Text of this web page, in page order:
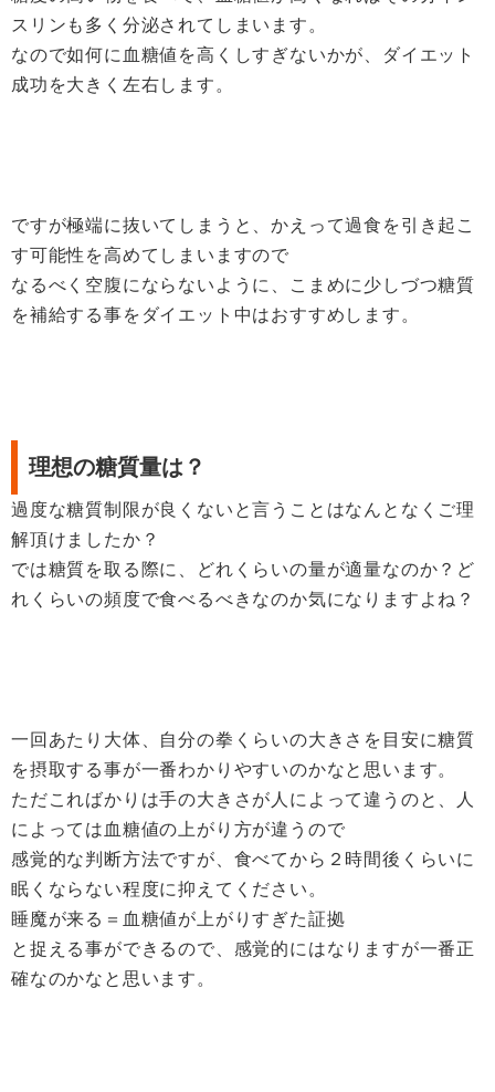
スリンも多く分泌されてしまいます。
なので如何に血糖値を高くしすぎないかが、ダイエット
成功を大きく左右します。
ですが極端に抜いてしまうと、かえって過食を引き起こ
す可能性を高めてしまいますので
なるべく空腹にならないように、こまめに少しづつ糖質
を補給する事をダイエット中はおすすめします。
理想の糖質量は？
過度な糖質制限が良くないと言うことはなんとなくご理
解頂けましたか？
では糖質を取る際に、どれくらいの量が適量なのか？ど
れくらいの頻度で食べるべきなのか気になりますよね？
一回あたり大体、自分の拳くらいの大きさを目安に糖質
を摂取する事が一番わかりやすいのかなと思います。
ただこればかりは手の大きさが人によって違うのと、人
によっては血糖値の上がり方が違うので
感覚的な判断方法ですが、食べてから２時間後くらいに
眠くならない程度に抑えてください。
睡魔が来る＝血糖値が上がりすぎた証拠
と捉える事ができるので、感覚的にはなりますが一番正
確なのかなと思います。